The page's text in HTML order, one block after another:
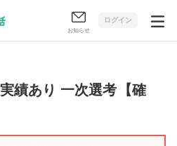
お知らせ
ログイン
績あり 一次選考 【確